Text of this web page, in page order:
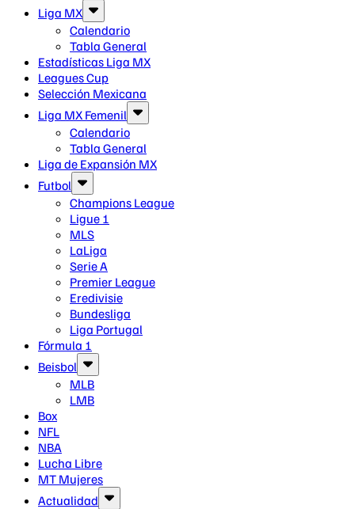
Liga MX
Calendario
Tabla General
Estadísticas Liga MX
Leagues Cup
Selección Mexicana
Liga MX Femenil
Calendario
Tabla General
Liga de Expansión MX
Futbol
Champions League
Ligue 1
MLS
LaLiga
Serie A
Premier League
Eredivisie
Bundesliga
Liga Portugal
Fórmula 1
Beisbol
MLB
LMB
Box
NFL
NBA
Lucha Libre
MT Mujeres
Actualidad